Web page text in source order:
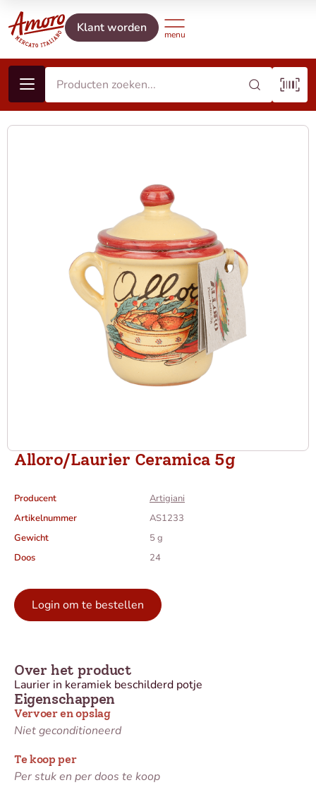
Klant worden
Alloro/Laurier Ceramica 5g
Producent
Artigiani
Artikelnummer
AS1233
Gewicht
5 g
Doos
24
Login om te bestellen
Eigenschappen
Vervoer en opslag
Niet geconditioneerd
Te koop per
Per stuk en per doos te koop
Over het product
Laurier in keramiek beschilderd potje